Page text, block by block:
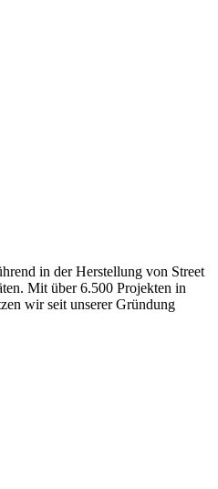
in der Herstellung von Street
Mit über 6.500 Projekten in
wir seit unserer Gründung